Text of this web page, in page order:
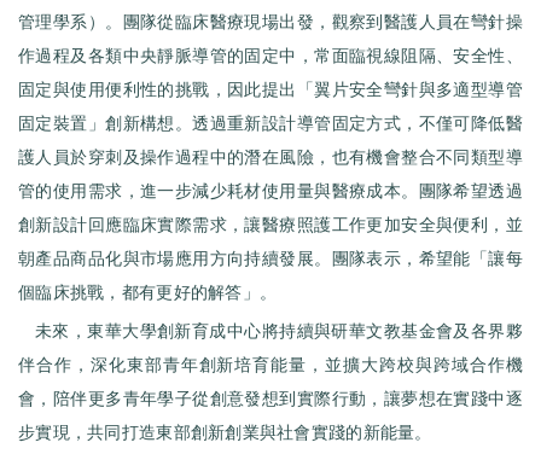
管理學系）。團隊從臨床醫療現場出發，觀察到醫護人員在彎針操
作過程及各類中央靜脈導管的固定中，常面臨視線阻隔、安全性、
固定與使用便利性的挑戰，因此提出「翼片安全彎針與多適型導管
固定裝置」創新構想。透過重新設計導管固定方式，不僅可降低醫
護人員於穿刺及操作過程中的潛在風險，也有機會整合不同類型導
管的使用需求，進一步減少耗材使用量與醫療成本。團隊希望透過
創新設計回應臨床實際需求，讓醫療照護工作更加安全與便利，並
朝產品商品化與市場應用方向持續發展。團隊表示，希望能「讓每
個臨床挑戰，都有更好的解答」。
未來，東華大學創新育成中心將持續與研華文教基金會及各界夥
伴合作，深化東部青年創新培育能量，並擴大跨校與跨域合作機
會，陪伴更多青年學子從創意發想到實際行動，讓夢想在實踐中逐
步實現，共同打造東部創新創業與社會實踐的新能量。